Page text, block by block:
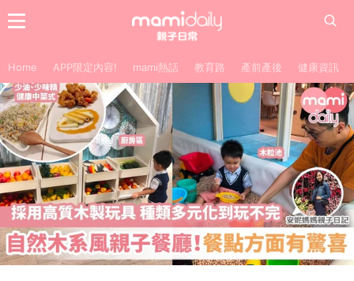
Home APP限定內容! mami熱話 教育路 產前產後 健康資訊